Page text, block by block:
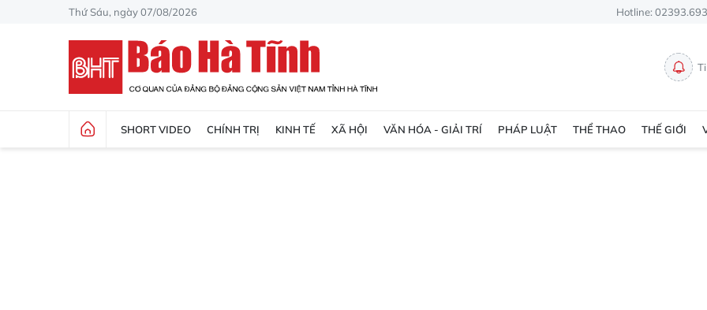
Thứ Sáu, ngày 07/08/2026 Hotline:
SHORT VIDEO CHÍNH TRỊ KINH TẾ XÃ HỘI VĂN HÓA - GIẢI TRÍ PHÁP LUẬT THỂ THAO THẾ GIỚI